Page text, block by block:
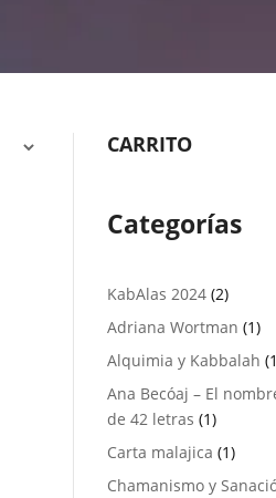
CARRITO
Categorías
KabAlas 2024 22
Adriana Wortman 11
Alquimia y Kabbalah 1
Ana Becóaj – El
de 42 letras 11
producto
Carta malajica 11
Chamanismo y